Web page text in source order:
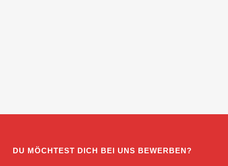
DU MÖCHTEST DICH BEI UNS BEWERBEN?